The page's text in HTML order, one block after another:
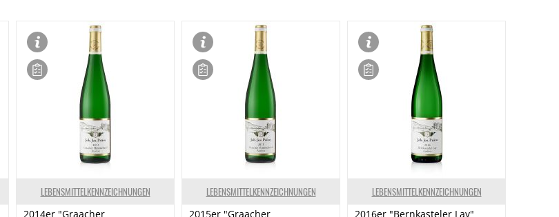
LEBENSMITTELKENNZEICHNUNGEN
2014er "Graacher
LEBENSMITTELKENNZEICHNUNGEN
2015er "Graacher
LEBENSMITTELKENNZEICHNUNGEN
2016er "Bernkasteler Lay"